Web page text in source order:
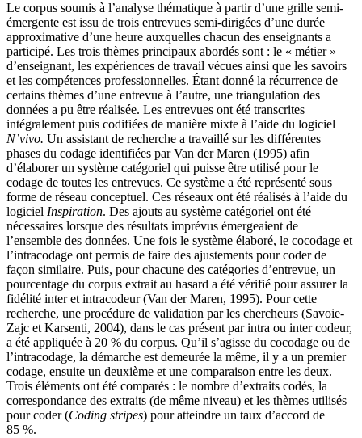
Le corpus soumis à l’analyse thématique à partir d’une grille semi-
émergente est issu de trois entrevues semi-dirigées d’une durée
approximative d’une heure auxquelles chacun des enseignants a
participé. Les trois thèmes principaux abordés sont : le « métier »
d’enseignant, les expériences de travail vécues ainsi que les savoirs
et les compétences professionnelles. Étant donné la récurrence de
certains thèmes d’une entrevue à l’autre, une triangulation des
données a pu être réalisée. Les entrevues ont été transcrites
intégralement puis codifiées de manière mixte à l’aide du logiciel
N’vivo. Un assistant de recherche a travaillé sur les différentes
phases du codage identifiées par Van der Maren (1995) afin
d’élaborer un système catégoriel qui puisse être utilisé pour le
codage de toutes les entrevues. Ce système a été représenté sous
forme de réseau conceptuel. Ces réseaux ont été réalisés à l’aide du
logiciel Inspiration. Des ajouts au système catégoriel ont été
nécessaires lorsque des résultats imprévus émergeaient de
l’ensemble des données. Une fois le système élaboré, le cocodage et
l’intracodage ont permis de faire des ajustements pour coder de
façon similaire. Puis, pour chacune des catégories d’entrevue, un
pourcentage du corpus extrait au hasard a été vérifié pour assurer la
fidélité inter et intracodeur (Van der Maren, 1995). Pour cette
recherche, une procédure de validation par les chercheurs (Savoie-
Zajc et Karsenti, 2004), dans le cas présent par intra ou inter codeur,
a été appliquée à 20 % du corpus. Qu’il s’agisse du cocodage ou de
l’intracodage, la démarche est demeurée la même, il y a un premier
codage, ensuite un deuxième et une comparaison entre les deux.
Trois éléments ont été comparés : le nombre d’extraits codés, la
correspondance des extraits (de même niveau) et les thèmes utilisés
pour coder (Coding stripes) pour atteindre un taux d’accord de
85 %.